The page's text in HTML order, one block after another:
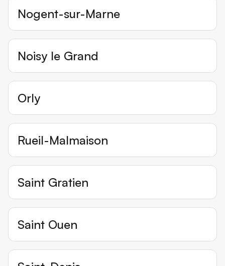
Nogent-sur-Marne
Noisy le Grand
Orly
Rueil-Malmaison
Saint Gratien
Saint Ouen